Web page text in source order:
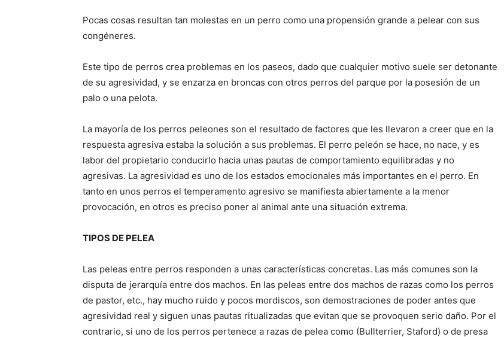
Razas
de
Perros
Pocas cosas resultan tan molestas en un perro como una propensión grande a pelear con sus
congéneres.
Este tipo de perros crea problemas en los paseos, dado que cualquier motivo suele ser detonante
de su agresividad, y se enzarza en broncas con otros perros del parque por la posesión de un
palo o una pelota.
La mayoría de los perros peleones son el resultado de factores que les llevaron a creer que en la
respuesta agresiva estaba la solución a sus problemas. El perro peleón se hace, no nace, y es
labor del propietario conducirlo hacia unas pautas de comportamiento equilibradas y no
agresivas. La agresividad es uno de los estados emocionales más importantes en el perro. En
tanto en unos perros el temperamento agresivo se manifiesta abiertamente a la menor
provocación, en otros es preciso poner al animal ante una situación extrema.
TIPOS DE PELEA
Las peleas entre perros responden a unas características concretas. Las más comunes son la
disputa de jerarquía entre dos machos. En las peleas entre dos machos de razas como los perros
de pastor, etc., hay mucho ruido y pocos mordiscos, son demostraciones de poder antes que
agresividad real y siguen unas pautas ritualizadas que evitan que se provoquen serio daño. Por el
contrario, si uno de los perros pertenece a razas de pelea como (Bullterrier, Staford) o de presa